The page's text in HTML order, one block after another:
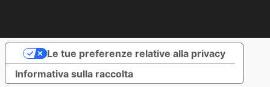
Informativa sulla raccolta
Le tue preferenze relative alla privacy